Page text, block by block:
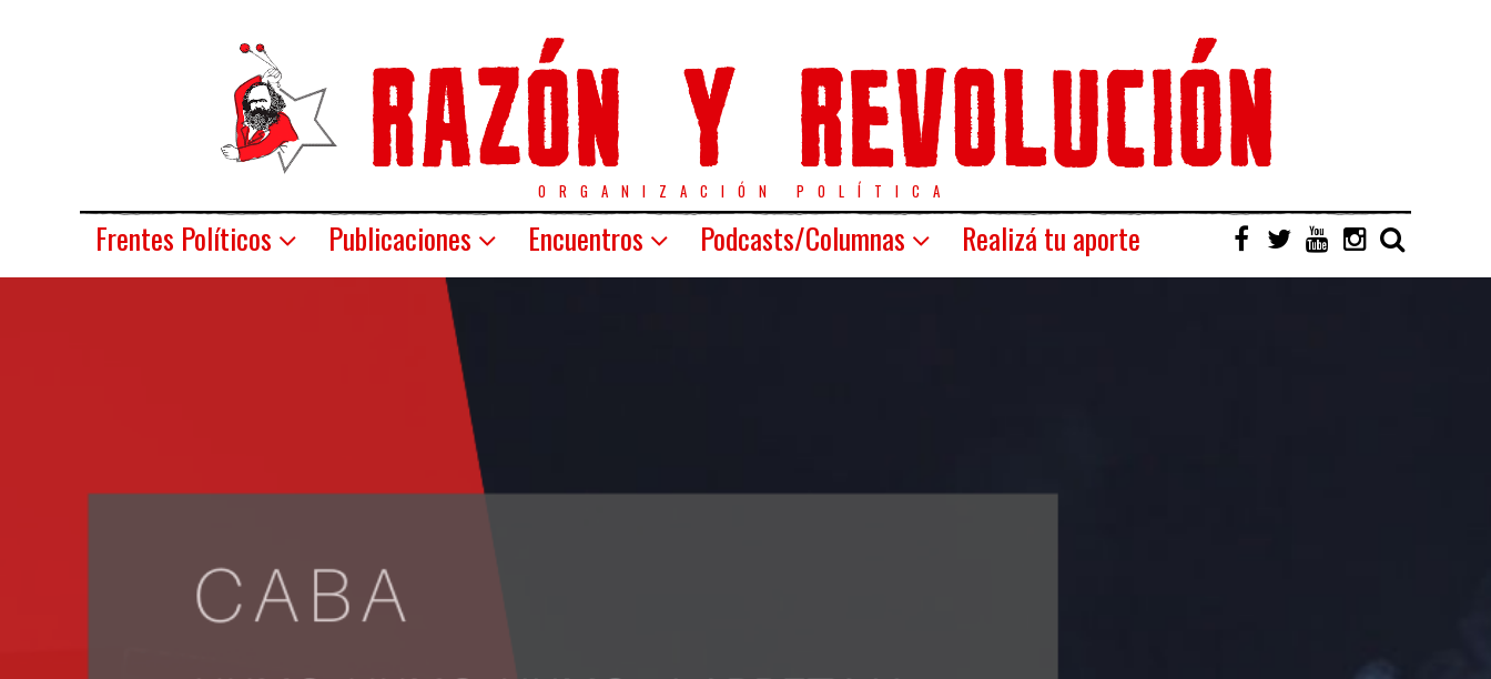
ORGANIZACIÓN POLÍTICA
Frentes Políticos Publicaciones Encuentros Podcasts/Columnas Realizá tu aporte